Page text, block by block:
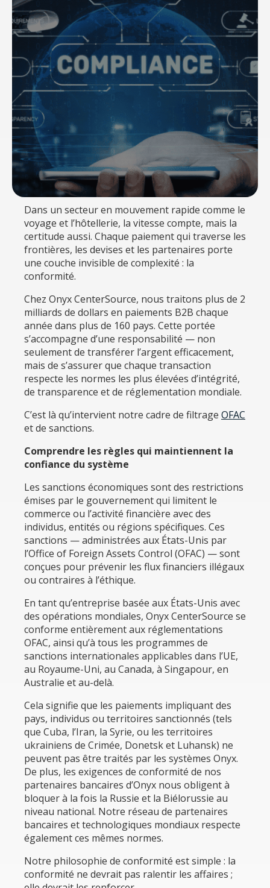
Dans un secteur en mouvement rapide comme le
voyage et l’hôtellerie, la vitesse compte, mais la
certitude aussi. Chaque paiement qui traverse les
frontières, les devises et les partenaires porte
une couche invisible de complexité : la
conformité.
Chez Onyx CenterSource, nous traitons plus de 2
milliards de dollars en paiements B2B chaque
année dans plus de 160 pays. Cette portée
s’accompagne d’une responsabilité — non
seulement de transférer l’argent efficacement,
mais de s’assurer que chaque transaction
respecte les normes les plus élevées d’intégrité,
de transparence et de réglementation mondiale.
C’est là qu’intervient notre cadre de filtrage OFAC
et de sanctions.
Comprendre les règles qui maintiennent la
confiance du système
Les sanctions économiques sont des restrictions
émises par le gouvernement qui limitent le
commerce ou l’activité financière avec des
individus, entités ou régions spécifiques. Ces
sanctions — administrées aux États-Unis par
l’Office of Foreign Assets Control (OFAC) — sont
conçues pour prévenir les flux financiers illégaux
ou contraires à l’éthique.
En tant qu’entreprise basée aux États-Unis avec
des opérations mondiales, Onyx CenterSource se
conforme entièrement aux réglementations
OFAC, ainsi qu’à tous les programmes de
sanctions internationales applicables dans l’UE,
au Royaume-Uni, au Canada, à Singapour, en
Australie et au-delà.
Cela signifie que les paiements impliquant des
pays, individus ou territoires sanctionnés (tels
que Cuba, l’Iran, la Syrie, ou les territoires
ukrainiens de Crimée, Donetsk et Luhansk) ne
peuvent pas être traités par les systèmes Onyx.
De plus, les exigences de conformité de nos
partenaires bancaires d’Onyx nous obligent à
bloquer à la fois la Russie et la Biélorussie au
niveau national. Notre réseau de partenaires
bancaires et technologiques mondiaux respecte
également ces mêmes normes.
Notre philosophie de conformité est simple : la
conformité ne devrait pas ralentir les affaires ;